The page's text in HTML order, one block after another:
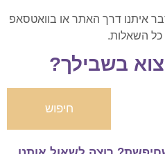
איתנו דרך האתר או בוואטסאפ
כל השאלות.
בשבילך?
חיפוש